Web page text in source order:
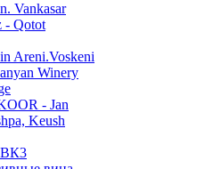
Vankasar
- Qotot
Areni.Voskeni
Winery
- Jan
Keush
ВК3